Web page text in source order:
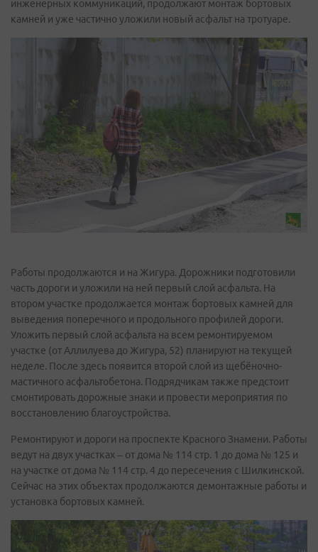
инженерных коммуникаций, продолжают монтаж бортовых
камней и уже частично уложили новый асфальт на тротуаре.
Работы продолжаются и на Жигура. Дорожники подготовили
часть дороги и уложили на ней первый слой асфальта. На
втором участке продолжается монтаж бортовых камней для
выведения поперечного и продольного профилей дороги.
Уложить первый слой асфальта на всем ремонтируемом
участке (от Аллилуева до Жигура, 52) планируют на текущей
неделе. После здесь появится второй слой из щебёночно-
мастичного асфальтобетона. Подрядчикам также предстоит
смонтировать дорожные знаки и провести мероприятия по
восстановлению благоустройства.
Ремонтируют и дороги на проспекте Красного Знамени. Работы
ведут на двух участках – от дома № 114 стр. 1 до дома № 125 и
на участке от дома № 114 стр. 4 до пересечения с Шилкинской.
Сейчас на этих объектах продолжаются демонтажные работы и
установка бортовых камней.